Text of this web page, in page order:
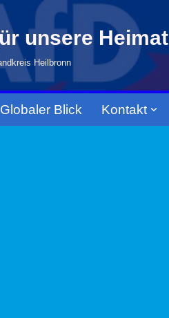
unsere Heimat
Heilbronn
Globaler Blick Kontakt